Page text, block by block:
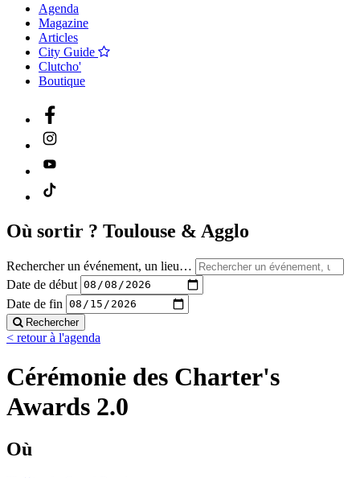
Agenda
Magazine
Articles
City Guide
Clutcho'
Boutique
Où sortir ? Toulouse & Agglo
Rechercher un événement, un lieu…
Date de début
Date de fin
Rechercher
< retour à l'agenda
Cérémonie des Charter's
Awards 2.0
Où